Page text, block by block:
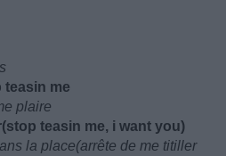
teasin me
plaire
teasin me, i want you)
la place(arrête de me titiller